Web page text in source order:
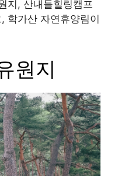
정, 안동 예안이씨
지, 산내들힐링캠프
학가산 자연휴양림이
원지